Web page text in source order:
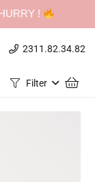
!
2311.82.34.82
Filter